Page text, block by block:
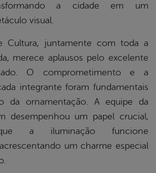
a cidade em um
visual.
Cultura, juntamente com toda a
merece aplausos pelo excelente
O comprometimento e a
integrante foram fundamentais
da ornamentação. A equipe da
desempenhou um papel crucial,
a iluminação funcione
um charme especial